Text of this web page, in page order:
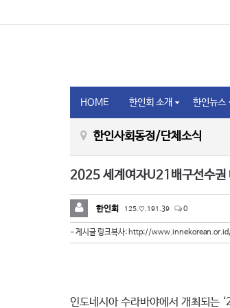
HOME 한인회 소개 한인뉴스
한인사회동정/단체소식
2025 세계여자U21배구선수권
한인회 125.♡.191.39 0
- 게시글 링크복사: http://
인도네시아 수라바야에서 개최되는